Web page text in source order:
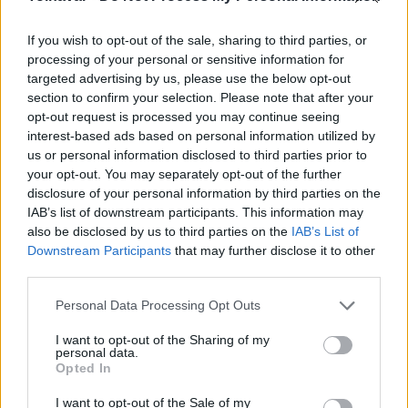
If you wish to opt-out of the sale, sharing to third parties, or
processing of your personal or sensitive information for
targeted advertising by us, please use the below opt-out
section to confirm your selection. Please note that after your
opt-out request is processed you may continue seeing
interest-based ads based on personal information utilized by
us or personal information disclosed to third parties prior to
your opt-out. You may separately opt-out of the further
disclosure of your personal information by third parties on the
IAB’s list of downstream participants. This information may
also be disclosed by us to third parties on the IAB’s List of
Downstream Participants that may further disclose it to other
Please note that this website/app uses one or more Google
not limited to your visit or usage behaviour. You may click to
grant or deny consent to Google and its third-party tags to
use your data for below specified purposes in below Google
consent section.
Personal Data Processing Opt Outs
I want to opt-out of the Sharing of my
personal data.
Opted In
I want to opt-out of the Sale of my
MAGYAR ÉPÍTŐK
Mi épül?